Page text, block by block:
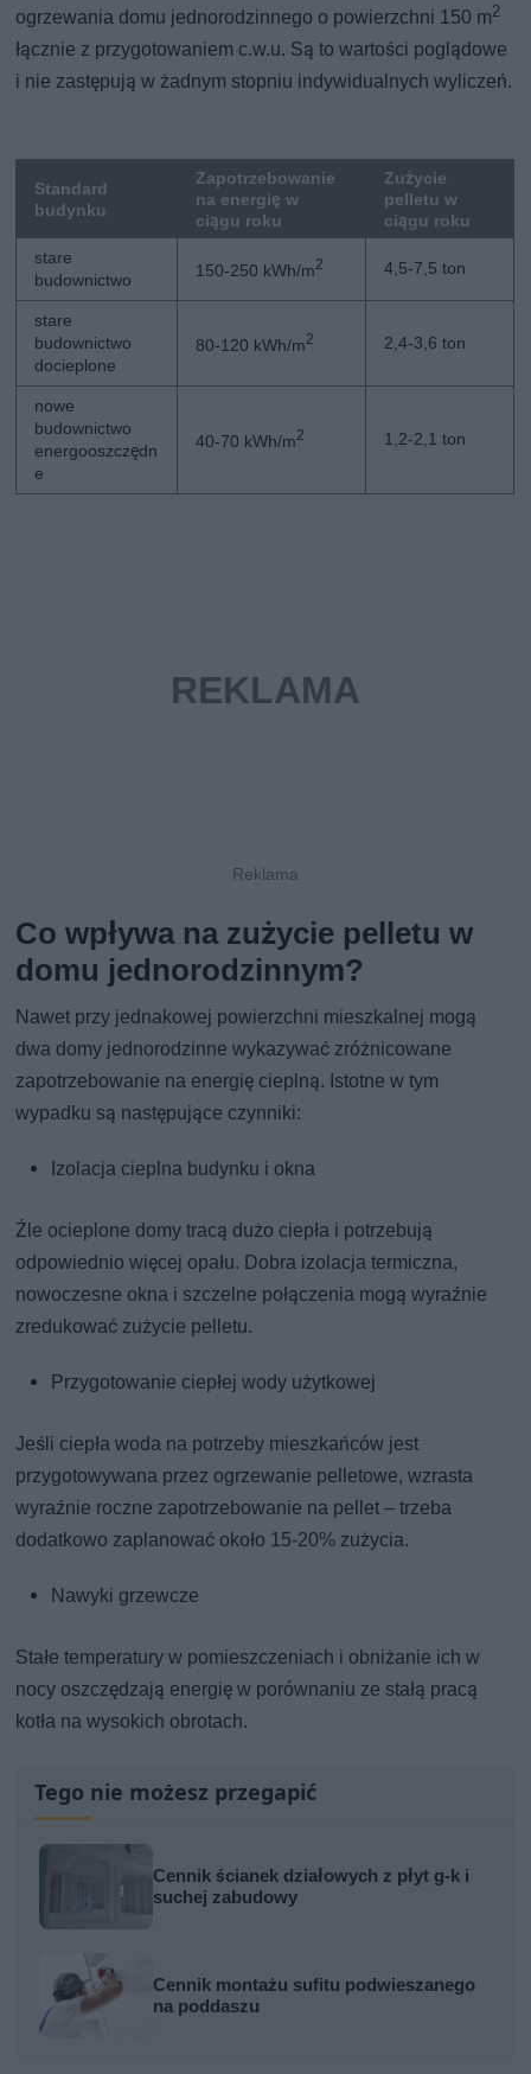
ogrzewania domu jednorodzinnego o powierzchni 150 m2
łącznie z przygotowaniem c.w.u. Są to wartości poglądowe
i nie zastępują w żadnym stopniu indywidualnych wyliczeń.
Standard
budynku
Zapotrzebowanie
na energię w
ciągu roku
Zużycie
pelletu w
ciągu roku
stare
budownictwo
150-250 kWh/m2 4,5-7,5 ton
stare
budownictwo
docieplone
80-120 kWh/m2 2,4-3,6 ton
nowe
budownictwo
energooszczędn
e
40-70 kWh/m2 1,2-2,1 ton
Co wpływa na zużycie pelletu w
domu jednorodzinnym?
Nawet przy jednakowej powierzchni mieszkalnej mogą
dwa domy jednorodzinne wykazywać zróżnicowane
zapotrzebowanie na energię cieplną. Istotne w tym
wypadku są następujące czynniki:
Izolacja cieplna budynku i okna
Źle ocieplone domy tracą dużo ciepła i potrzebują
odpowiednio więcej opału. Dobra izolacja termiczna,
nowoczesne okna i szczelne połączenia mogą wyraźnie
zredukować zużycie pelletu.
Przygotowanie ciepłej wody użytkowej
Jeśli ciepła woda na potrzeby mieszkańców jest
przygotowywana przez ogrzewanie pelletowe, wzrasta
wyraźnie roczne zapotrzebowanie na pellet – trzeba
dodatkowo zaplanować około 15-20% zużycia.
Nawyki grzewcze
Stałe temperatury w pomieszczeniach i obniżanie ich w
nocy oszczędzają energię w porównaniu ze stałą pracą
kotła na wysokich obrotach.
Tego nie możesz przegapić
Cennik ścianek działowych z płyt g-k i
suchej zabudowy
Cennik montażu sufitu podwieszanego
na poddaszu